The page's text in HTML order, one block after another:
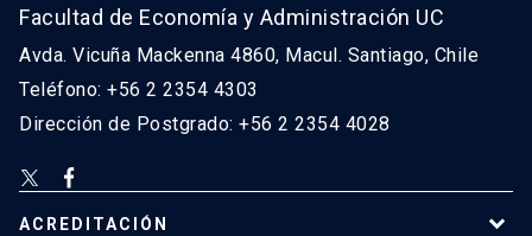
Facultad de Economía y Administración UC
Avda. Vicuña Mackenna 4860, Macul. Santiago, Chile
Teléfono: +56 2 2354 4303
Dirección de Postgrado: +56 2 2354 4028
ACREDITACIÓN